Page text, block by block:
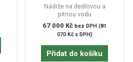
Nádrže na dešťovou a
pitnou vodu
67 000 Kč bez DPH (81
070 Kčs DPH)
Přidat do košíku